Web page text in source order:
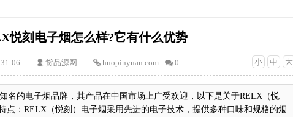
悦刻电子烟怎么样?它有什么优势
小 中 大
货品源网 huopinyuan.com 0
名的电子烟品牌，其产品在中国市场上广受欢迎，以下是关于RELX（悦
点：RELX（悦刻）电子烟采用先进的电子技术，提供多种口味和规格的烟